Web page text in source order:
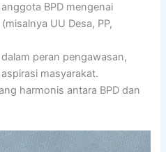
BPD mengenai
UU Desa, PP,
peran pengawasan,
masyarakat.
harmonis antara BPD dan